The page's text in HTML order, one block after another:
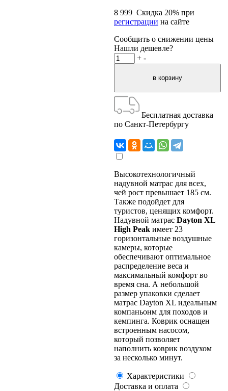
8 999 Скидка 20% при
регистрации на сайте
Сообщить о снижении цены
Нашли дешевле?
+ -
Бесплатная доставка
по Санкт-Петербургу
Высокотехнологичный
надувной матрас для всех,
чей рост превышает 185 см.
Также подойдет для
туристов, ценящих комфорт.
Надувной матрас Dayton XL
High Peak имеет 23
горизонтальные воздушные
камеры, которые
обеспечивают оптимальное
распределение веса и
максимальный комфорт во
время сна. А небольшой
размер упаковки сделает
матрас Dayton XL идеальным
компаньонм для походов и
кемпинга. Коврик оснащен
встроенным насосом,
который позволяет
наполнить коврик воздухом
за несколько минут.
Характеристики
Доставка и оплата